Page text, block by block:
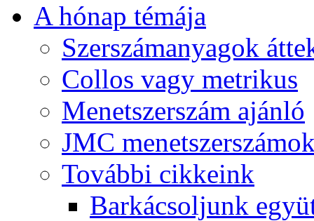
A hónap témája
Szerszámanyagok
Collos vagy metrikus
Menetszerszám ajánló
JMC
További cikkeink
Barkácsoljunk